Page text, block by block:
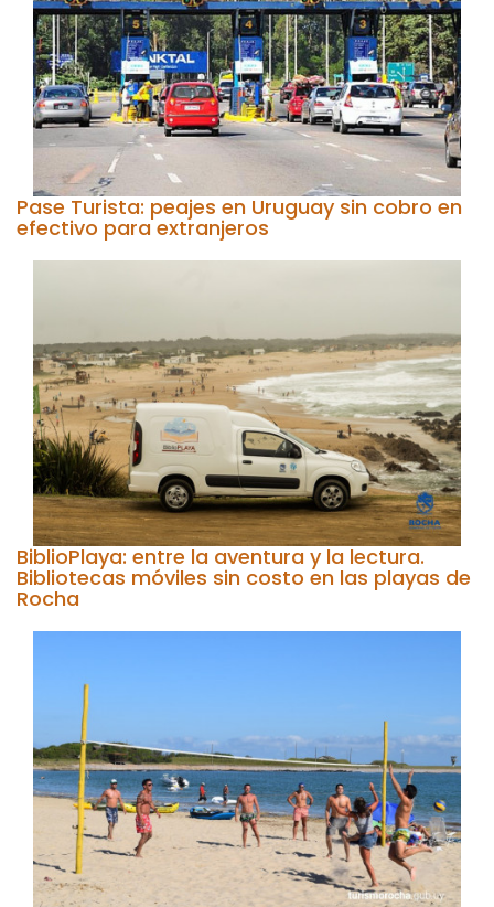
Pase Turista: peajes en Uruguay sin cobro en
efectivo para extranjeros
BiblioPlaya: entre la aventura y la lectura.
Bibliotecas móviles sin costo en las playas de
Rocha